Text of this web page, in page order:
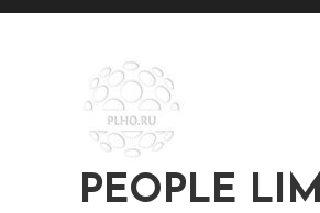
Перейти
содержимому
PEOPLE